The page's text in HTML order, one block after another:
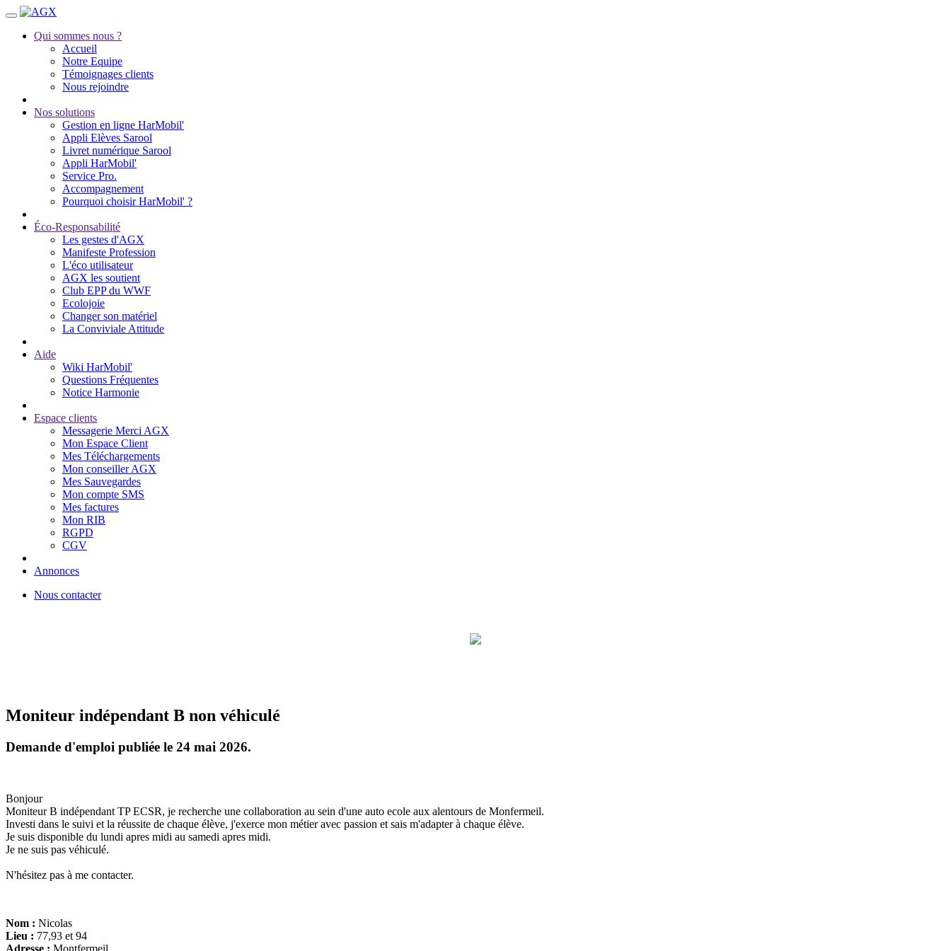
Qui sommes nous ?
Accueil
Notre Equipe
Témoignages clients
Nous rejoindre
Nos solutions
Gestion en ligne HarMobil'
Appli Elèves Sarool
Livret numérique Sarool
Appli HarMobil'
Service Pro.
Accompagnement
Pourquoi choisir HarMobil' ?
Éco-Responsabilité
Les gestes d'AGX
Manifeste Profession
L'éco utilisateur
AGX les soutient
Club EPP du WWF
Ecolojoie
Changer son matériel
La Conviviale Attitude
Aide
Wiki HarMobil'
Questions Fréquentes
Notice Harmonie
Espace clients
Messagerie Merci AGX
Mon Espace Client
Mes Téléchargements
Mon conseiller AGX
Mes Sauvegardes
Mon compte SMS
Mes factures
Mon RIB
RGPD
CGV
Annonces
Nous contacter
Moniteur indépendant B non véhiculé
Demande d'emploi publiée le 24 mai 2026.
Bonjour
Moniteur B indépendant TP ECSR, je recherche une collaboration au sein d'une auto ecole aux alentours de Monfermeil.
Investi dans le suivi et la réussite de chaque élève, j'exerce mon métier avec passion et sais m'adapter à chaque élève.
Je suis disponible du lundi apres midi au samedi apres midi.
Je ne suis pas véhiculé.
N'hésitez pas à me contacter.
Nom : Nicolas
Lieu : 77,93 et 94
Adresse : Montfermeil